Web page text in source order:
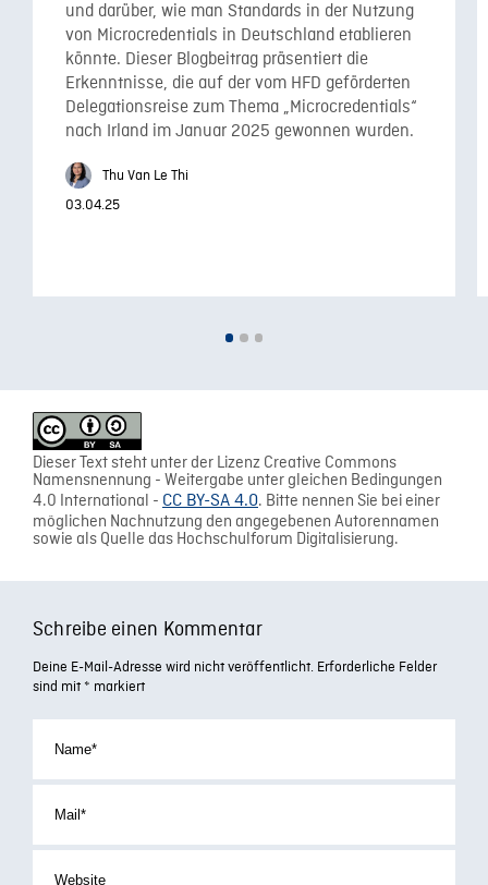
und darüber, wie man Standards in der Nutzung
von Microcredentials in Deutschland etablieren
könnte. Dieser Blogbeitrag präsentiert die
Erkenntnisse, die auf der vom HFD geförderten
Delegationsreise zum Thema „Microcredentials“
nach Irland im Januar 2025 gewonnen wurden.
Thu Van Le Thi
03.04.25
Dieser Text steht unter der Lizenz Creative Commons
Namensnennung - Weitergabe unter gleichen Bedingungen
4.0 International - CC BY-SA 4.0. Bitte nennen Sie bei einer
möglichen Nachnutzung den angegebenen Autorennamen
sowie als Quelle das Hochschulforum Digitalisierung.
Schreibe einen Kommentar
Deine E-Mail-Adresse wird nicht veröffentlicht. Erforderliche Felder
sind mit * markiert